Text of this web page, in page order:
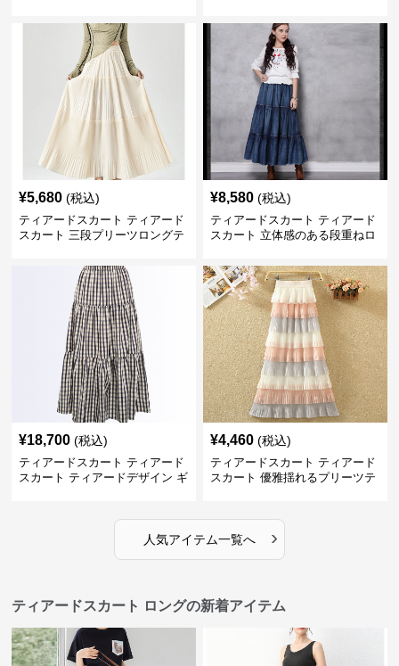
¥5,680 (税込)
ティアードスカート ティアード
スカート 三段プリーツロングテ
¥8,580 (税込)
ティアードスカート ティアード
スカート 立体感のある段重ねロ
¥18,700 (税込)
ティアードスカート ティアード
スカート ティアードデザイン ギ
¥4,460 (税込)
ティアードスカート ティアード
スカート 優雅揺れるプリーツテ
人気アイテム一覧へ ›
ティアードスカート ロングの新着アイテム